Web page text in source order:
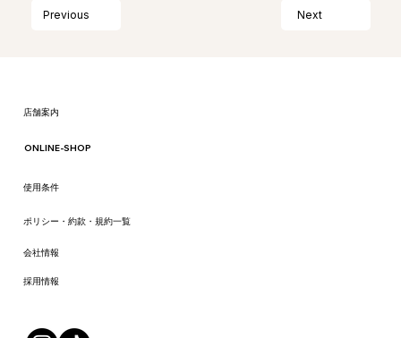
Previous Next
​店舗案内
ONLINE-SHOP
​使用条件
ポリシー・約款・規約一覧
会社情報
​採用情報